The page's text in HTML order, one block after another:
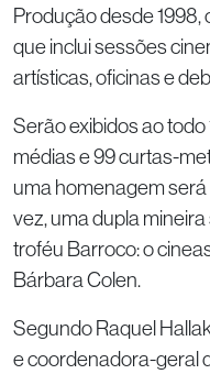
Produção desde
que inclui sessões
artísticas, oficinas e
Serão exibidos ao todo
médias e 99 curtas-
uma homenagem
vez, uma dupla
troféu Barroco: o
Bárbara Colen.
Segundo Raquel
e coordenadora-geral